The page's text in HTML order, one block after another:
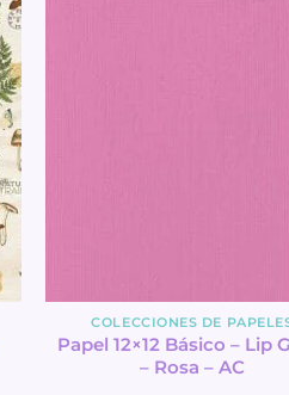
COLECCIONES DE
Papel 12×12 Básico – Lip
– Rosa – AC